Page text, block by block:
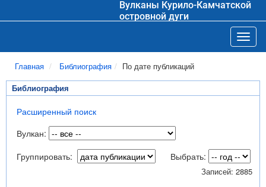
Вулканы Курило-Камчатской
островной дуги
Главная Библиография По дате публикаций
Библиография
Расширенный поиск
Вулкан:
Группировать:
Выбрать:
Записей: 2885